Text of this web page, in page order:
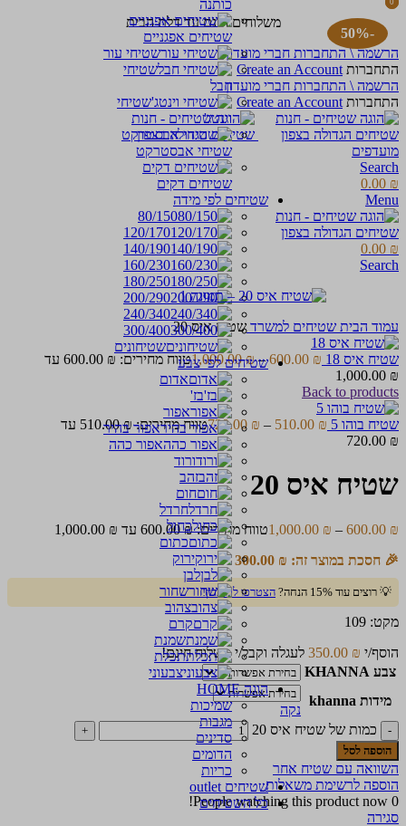
משלוחים חינם עד דלת הבית
הרשמה \ התחברות חברי מועדון
התחברות Create an Account
הרשמה \ התחברות חברי מועדון
התחברות Create an Account
מועדפים
Search
0
0.00 ₪
Menu
0
0.00 ₪
Search
כותנה
שטיחים אפגניים
שטיחי עור
שטיחי
חבל
שטיחי
וינטג'
שטיחי אבסטרקט
שטיחים דקים
שטיחים לפי מידה
80/150
120/170
140/190
160/230
180/250
200/290
240/340
300/400
שטיחונים
שטיחים לפי צבע
אדום
בז'
אפור
אפור בהיר
אפור כהה
ורוד
זהב
חום
חרדל
כחול
כתום
ירוק
לבן
שחור
צהוב
קרם
שמנת
תכלת
צבעוני
הוגה HOME
שמיכות
מגבות
סדינים
הדומים
כריות
שטיחים outlet
כל השטיחים
-50%
עמוד הבית שטיחים למשרדשטיח איס 20
שטיח איס 18 600.00 ₪
–
1,000.00₪
טווח מחירים: ⁦600.00 ₪⁩ עד
Back to products
שטיח בוהו 5 510.00 ₪
–
720.00 ₪
טווח מחירים: ⁦510.00 ₪⁩ עד
שטיח איס 20
600.00 ₪
–
1,000.00 ₪
טווח מחירים: ⁦600.00 ₪⁩ עד ⁦1,000.00 ₪⁩
🎉 חסכת במוצר זה:
300.00 ₪
💡 רוצים עוד 15% הנחה? הצטרפו למועדון!
מקט: 109
הוסף/י
350.00 ₪
לעגלה וקבל/י משלוח חינם!
צבע KHANNA
מידות khanna
נקה
כמות של שטיח איס 20
הוספה לסל
השוואה עם שטיח אחר
הוספה לרשימת משאלות
0
People watching this product now!
סגירה